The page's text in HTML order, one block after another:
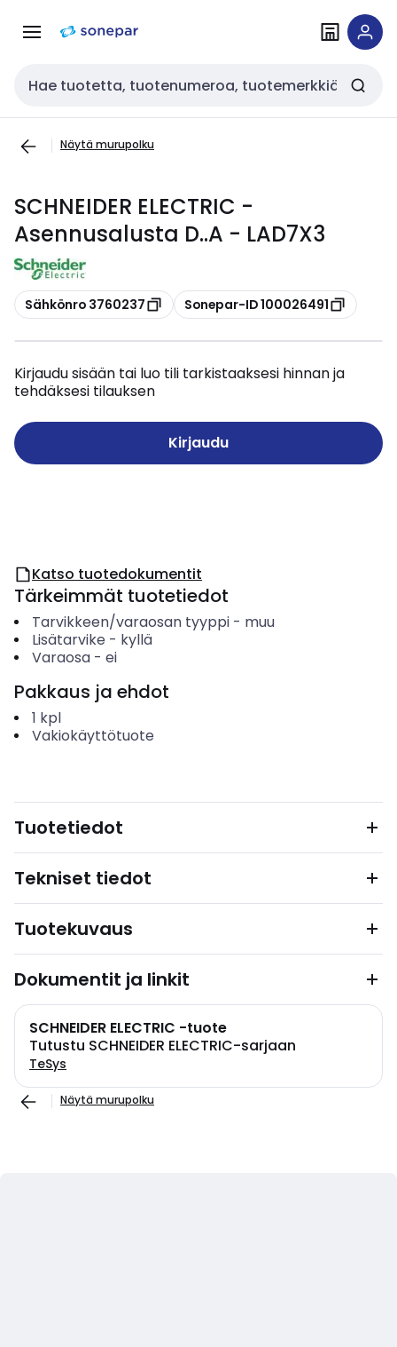
navigointiinsisältöön
Haku
Näytä murupolku
SCHNEIDER ELECTRIC -
Asennusalusta D..A - LAD7X3
Kopioi
Sähkönro 3760237 Kopioi
Sonepar-ID 100026491
Kirjaudu sisään tai luo tili tarkistaaksesi hinnan ja
tehdäksesi tilauksen
Kirjaudu
Katso tuotedokumentit
Tärkeimmät tuotetiedot
Tarvikkeen/varaosan tyyppi- muu
Lisätarvike - kyllä
Varaosa- ei
Pakkaus ja ehdot
1 kpl
Vakiokäyttötuote
Tuotetiedot
Tekniset tiedot
Tuotekuvaus
Dokumentit ja linkit
SCHNEIDER ELECTRIC -tuote
Tutustu SCHNEIDER ELECTRIC-sarjaan
TeSys
Näytä murupolku